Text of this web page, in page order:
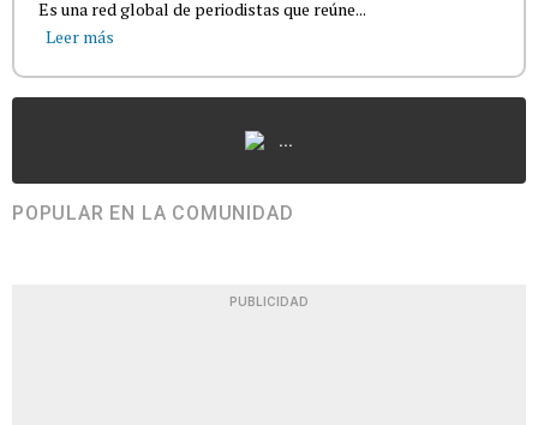
Es una red global de periodistas que reúne...
Leer más
...
POPULAR EN LA COMUNIDAD
PUBLICIDAD